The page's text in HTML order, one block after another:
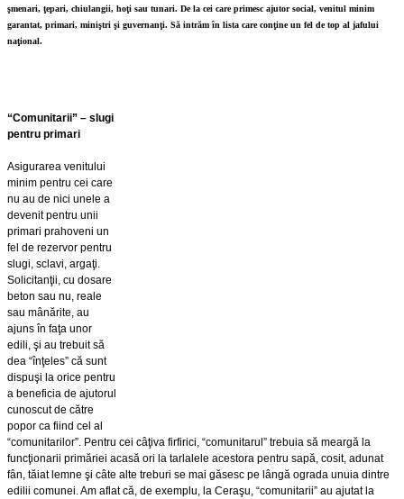
şmenari, ţepari, chiulangii, hoţi sau tunari. De la cei care primesc ajutor social, venitul minim
garantat, primari, miniştri şi guvernanţi. Să intrăm în lista care conţine un fel de top al jafului
naţional.
“Comunitarii” – slugi
pentru primari
Asigurarea venitului
minim pentru cei care
nu au de nici unele a
devenit pentru unii
primari prahoveni un
fel de rezervor pentru
slugi, sclavi, argaţi.
Solicitanţii, cu dosare
beton sau nu, reale
sau mânărite, au
ajuns în faţa unor
edili, şi au trebuit să
dea “înţeles” că sunt
dispuşi la orice pentru
a beneficia de ajutorul
cunoscut de către
popor ca fiind cel al
“comunitarilor”. Pentru cei câţiva firfirici, “comunitarul” trebuia să meargă la
funcţionarii primăriei acasă ori la tarlalele acestora pentru sapă, cosit, adunat
fân, tăiat lemne şi câte alte treburi se mai găsesc pe lângă ograda unuia dintre
edilii comunei. Am aflat că, de exemplu, la Ceraşu, “comunitarii” au ajutat la